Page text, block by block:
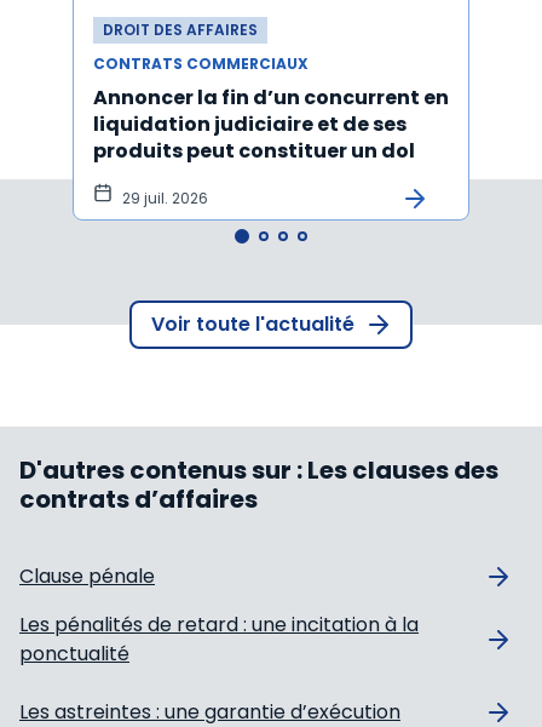
DROIT DES AFFAIRES
CONTRATS COMMERCIAUX
Annoncer la fin d’un concurrent en
liquidation judiciaire et de ses
produits peut constituer un dol
29 juil. 2026
Voir toute l'actualité
D'autres contenus sur :Les clauses des
contrats d’affaires
Clause pénale
Les pénalités de retard : une incitation à la
ponctualité
Les astreintes : une garantie d’exécution